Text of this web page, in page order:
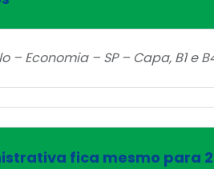
– Economia – SP – Capa, B1 e
fica mesmo para